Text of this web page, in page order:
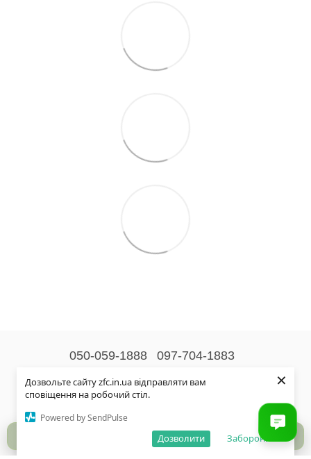
Дозвольте сайту zfc.in.ua відправляти вам
сповіщення на робочий стіл.
Powered by SendPulse
Заборонити
Дозволити
×
050-059-1888 097-704-1883
Контактна інформація
© 2026